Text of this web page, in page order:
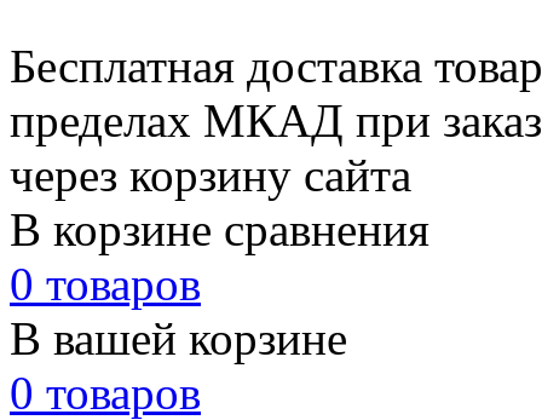
Бесплатная доставка
пределах МКАД при
через корзину сайта
В корзине сравнения
0 товаров
В вашей корзине
0 товаров